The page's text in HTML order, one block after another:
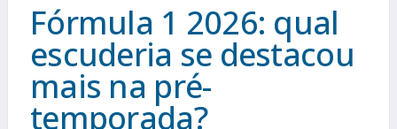
Fórmula 1 2026: qual
escuderia se destacou
mais na pré-
temporada?